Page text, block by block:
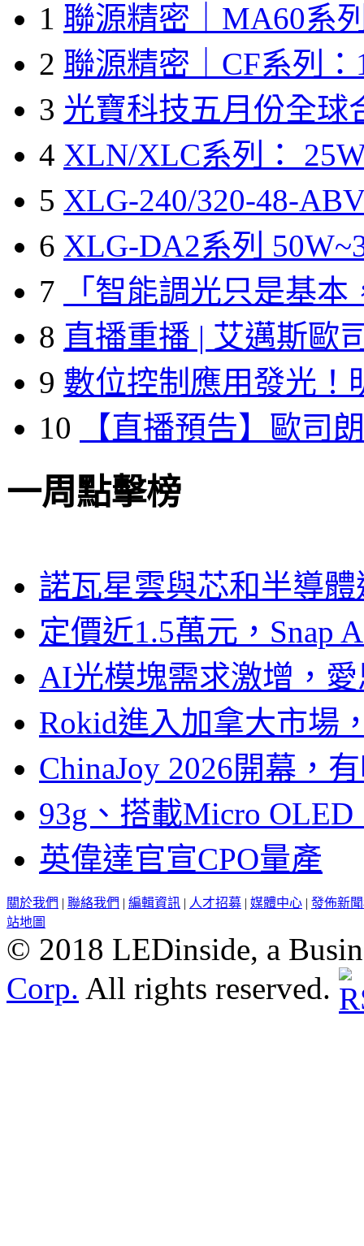
1 聯源精密｜MA60系
2 聯源精密｜CF系列：
3 光寶科技五月份全球
4 XLN/XLC系列：
5 XLG-240/320-48-
6 XLG-DA2系列
7
「智能調光只是基本
8 直播重播 | 艾邁斯歐
9 數位控制應用發光！
10
【直播預告】歐司
一周點擊榜
諾瓦星雲與芯和半導
定價近1.5萬元，Snap
AI光模塊需求激增，
Rokid進入加拿大市場
ChinaJoy 2026開幕，
93g、搭載Micro
英偉達官宣CPO量產
關於我們 | 聯絡我們 | 編輯資訊 | 人才招募 | 媒體中心 | 發佈新
站地圖
© 2018 LEDinside, a
Corp. All rights reserved.